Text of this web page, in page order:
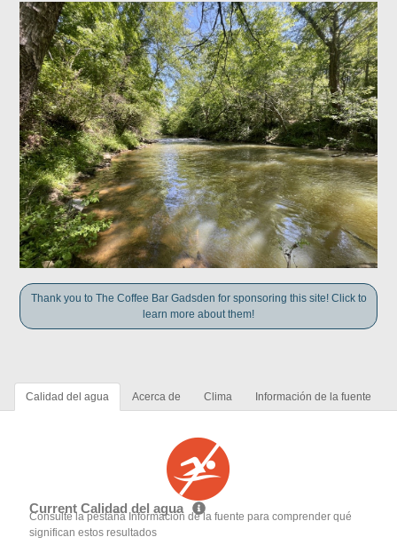
Thank you to The Coffee Bar Gadsden for sponsoring this site! Click to
learn more about them!
Calidad del agua Acerca de Clima Información de la fuente
Current Calidad del agua
Consulte la pestaña Información de la fuente para comprender qué
significan estos resultados